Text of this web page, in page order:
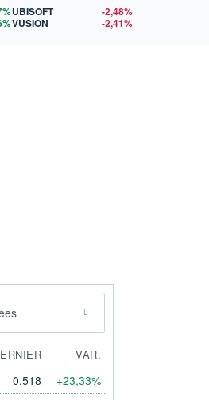
UBISOFT
-2,48%
VUSION
-2,41%
VAR.
0,518 +23,33%